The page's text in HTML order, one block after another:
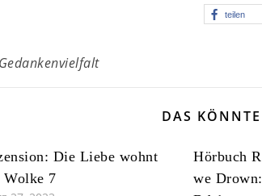
teilen
Gedankenvielfalt
DAS
Die Liebe wohnt
Wolke 7
Hörbuch
we